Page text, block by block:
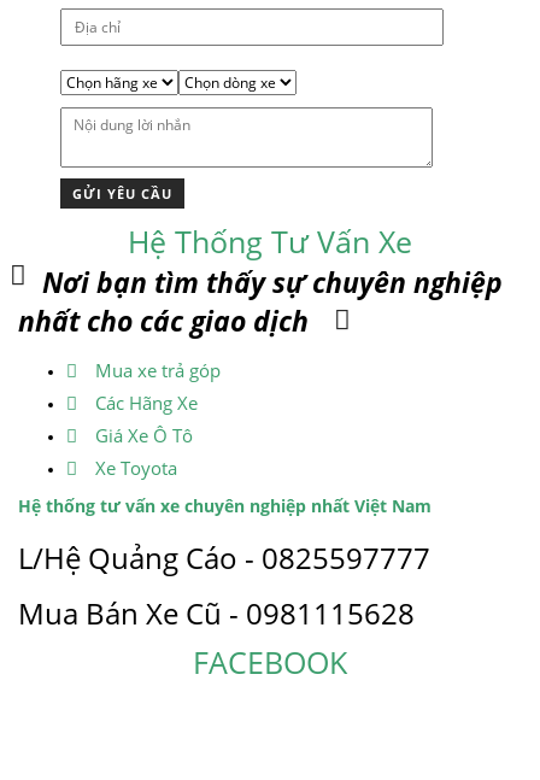
Hệ Thống Tư Vấn Xe
Nơi bạn tìm thấy sự chuyên nghiệp
nhất cho các giao dịch
Mua xe trả góp
Các Hãng Xe
Giá Xe Ô Tô
Xe Toyota
Hệ thống tư vấn xe chuyên nghiệp nhất Việt Nam
L/Hệ Quảng Cáo - 0825597777
Mua Bán Xe Cũ - 0981115628
FACEBOOK